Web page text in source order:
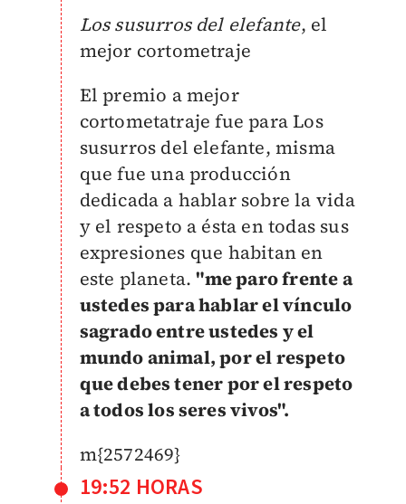
Los susurros del elefante, el
mejor cortometraje
El premio a mejor
cortometatraje fue para Los
susurros del elefante, misma
que fue una producción
dedicada a hablar sobre la vida
y el respeto a ésta en todas sus
expresiones que habitan en
este planeta."me paro frente a
ustedes para hablar el vínculo
sagrado entre ustedes y el
mundo animal, por el respeto
que debes tener por el respeto
a todos los seres vivos".
m{2572469}
19:52 HORAS